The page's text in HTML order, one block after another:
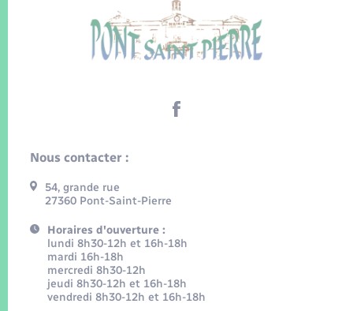
Nous contacter :
54, grande rue
27360 Pont-Saint-Pierre
Horaires d'ouverture :
lundi 8h30-12h et 16h-18h
mardi 16h-18h
mercredi 8h30-12h
jeudi 8h30-12h et 16h-18h
vendredi 8h30-12h et 16h-18h